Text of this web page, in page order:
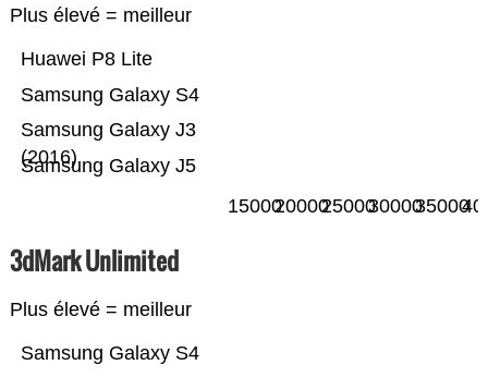
Plus élevé = meilleur
Samsung Galaxy J5
Samsung Galaxy J3
(2016)
Samsung Galaxy S4
Huawei P8 Lite
1500020000250003000035000
3dMark Unlimited
Plus élevé = meilleur
Samsung Galaxy S4